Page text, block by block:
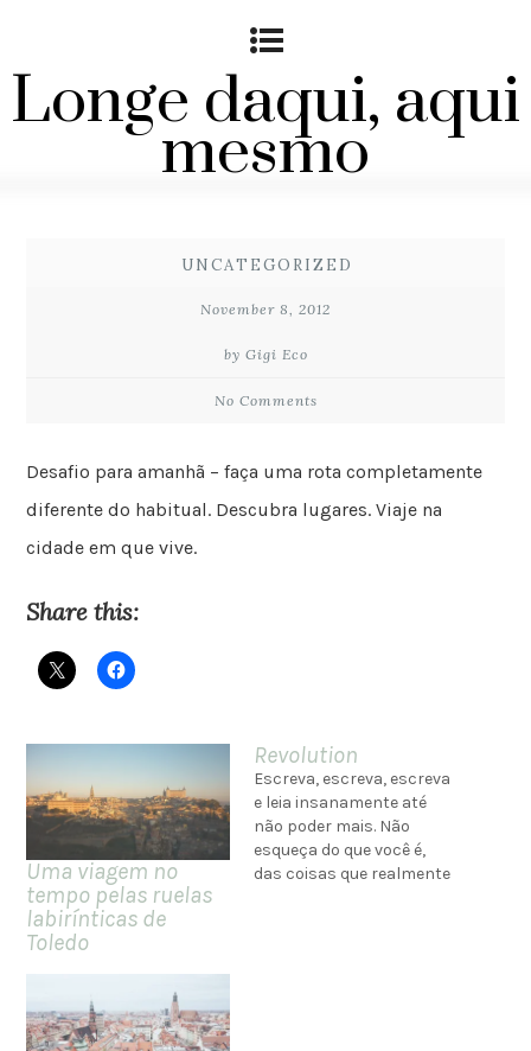
Longe daqui, aqui
mesmo
UNCATEGORIZED
November 8, 2012
by Gigi Eco
No Comments
Desafio para amanhã – faça uma rota completamente
diferente do habitual. Descubra lugares. Viaje na
cidade em que vive.
Share this:
Uma viagem no
tempo pelas ruelas
labirínticas de
Toledo
Revolution
Escreva, escreva, escreva
e leia insanamente até
não poder mais. Não
esqueça do que você é,
das coisas que realmente